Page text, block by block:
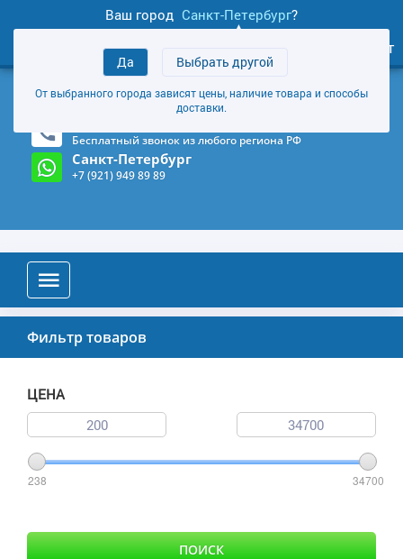
Ваш город Санкт-Петербург?
Да Выбрать другой
От выбранного города зависят цены, наличие товара и способы
доставки.
товаров
Личный кабинет
+7 (921) 949 89 89
Магазин и склад в Санкт-Петербурге (Карта)
Бесплатный звонок из любого региона РФ
Санкт-Петербург
+7 (921) 949 89 89
Фильтр товаров
ЦЕНА
238 34700
ПОИСК